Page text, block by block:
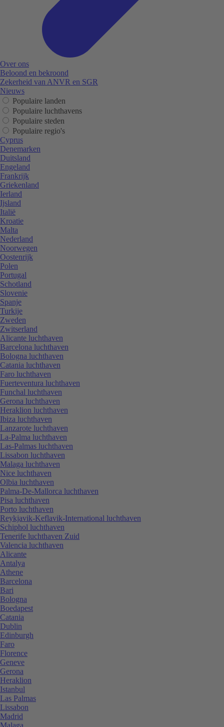
Over ons
Beloond en bekroond
Zekerheid van ANVR en SGR
Nieuws
Populaire landen
Populaire luchthavens
Populaire steden
Populaire regio's
Cyprus
Denemarken
Duitsland
Engeland
Frankrijk
Griekenland
Ierland
Ijsland
Italië
Kroatie
Malta
Nederland
Noorwegen
Oostenrijk
Polen
Portugal
Schotland
Slovenie
Spanje
Turkije
Zweden
Zwitserland
Alicante luchthaven
Barcelona luchthaven
Bologna luchthaven
Catania luchthaven
Faro luchthaven
Fuerteventura luchthaven
Funchal luchthaven
Gerona luchthaven
Heraklion luchthaven
Ibiza luchthaven
Lanzarote luchthaven
La-Palma luchthaven
Las-Palmas luchthaven
Lissabon luchthaven
Malaga luchthaven
Nice luchthaven
Olbia luchthaven
Palma-De-Mallorca luchthaven
Pisa luchthaven
Porto luchthaven
Reykjavik-Keflavik-International luchthaven
Schiphol luchthaven
Tenerife luchthaven Zuid
Valencia luchthaven
Alicante
Antalya
Athene
Barcelona
Bari
Bologna
Boedapest
Catania
Dublin
Edinburgh
Faro
Florence
Geneve
Gerona
Heraklion
Istanbul
Las Palmas
Lissabon
Madrid
Malaga